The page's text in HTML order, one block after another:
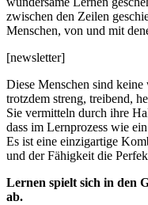
zwischen den Zeilen
Menschen, von und mit
[newsletter]
Diese Menschen sind
trotzdem streng, treibend,
Sie vermitteln durch ihre
dass im Lernprozess wie
Es ist eine einzigartige
und der Fähigkeit die
Lernen spielt sich in den
ab.